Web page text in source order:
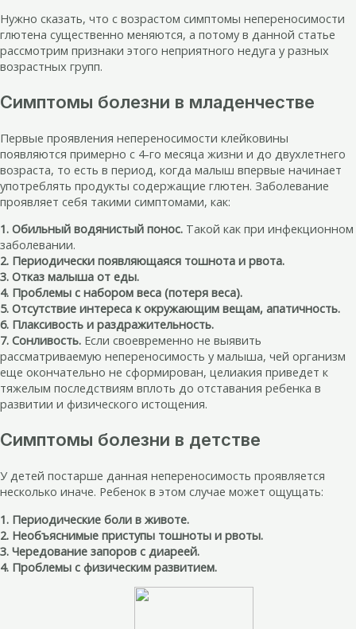
Нужно сказать, что с возрастом симптомы непереносимости
глютена существенно меняются, а потому в данной статье
рассмотрим признаки этого неприятного недуга у разных
возрастных групп.
Симптомы болезни в младенчестве
Первые проявления непереносимости клейковины
появляются примерно с 4-го месяца жизни и до двухлетнего
возраста, то есть в период, когда малыш впервые начинает
употреблять продукты содержащие глютен. Заболевание
проявляет себя такими симптомами, как:
1. Обильный водянистый понос. Такой как при инфекционном
заболевании.
2. Периодически появляющаяся тошнота и рвота.
3. Отказ малыша от еды.
4. Проблемы с набором веса (потеря веса).
5. Отсутствие интереса к окружающим вещам, апатичность.
6. Плаксивость и раздражительность.
7. Сонливость. Если своевременно не выявить
рассматриваемую непереносимость у малыша, чей организм
еще окончательно не сформирован, целиакия приведет к
тяжелым последствиям вплоть до отставания ребенка в
развитии и физического истощения.
Симптомы болезни в детстве
У детей постарше данная непереносимость проявляется
несколько иначе. Ребенок в этом случае может ощущать:
1. Периодические боли в животе.
2. Необъяснимые приступы тошноты и рвоты.
3. Чередование запоров с диареей.
4. Проблемы с физическим развитием.